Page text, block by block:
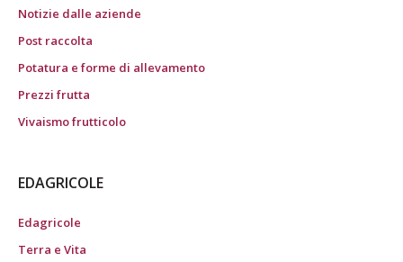
Notizie dalle aziende
Post raccolta
Potatura e forme di allevamento
Prezzi frutta
Vivaismo frutticolo
EDAGRICOLE
Edagricole
Terra e Vita